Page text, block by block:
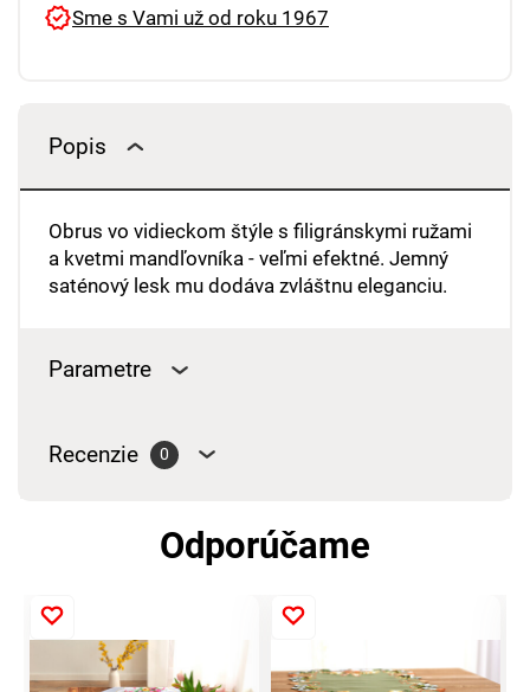
Sme s Vami už od roku 1967
Popis
Obrus ​​vo vidieckom štýle s filigránskymi ružami
a kvetmi mandľovníka - veľmi efektné. Jemný
saténový lesk mu dodáva zvláštnu eleganciu.
Parametre
Recenzie 0
Odporúčame